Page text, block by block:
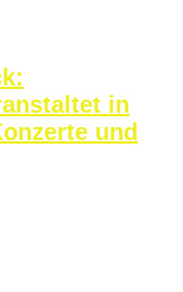
in
und